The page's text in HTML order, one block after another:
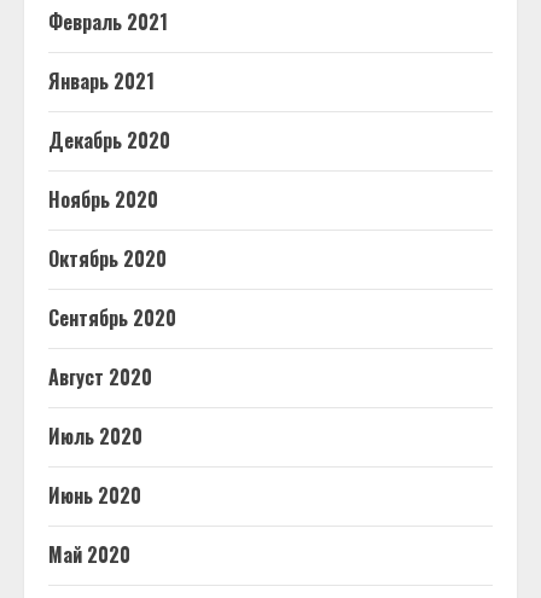
Февраль 2021
Январь 2021
Декабрь 2020
Ноябрь 2020
Октябрь 2020
Сентябрь 2020
Август 2020
Июль 2020
Июнь 2020
Май 2020